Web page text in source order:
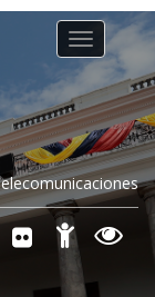
Toggle
navigation